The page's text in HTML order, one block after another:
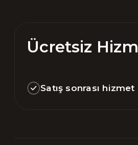
Ücretsiz
Satış sonrası hizmet